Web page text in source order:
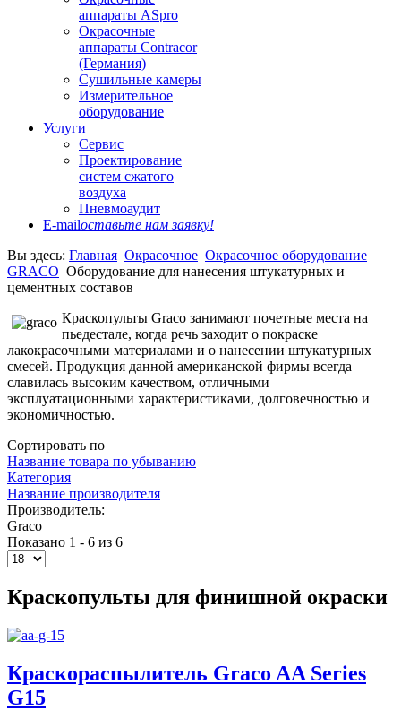
аппараты ASpro
Окрасочные
аппараты Contracor
(Германия)
Сушильные камеры
Измерительное
оборудование
Услуги
Сервис
Проектирование
систем сжатого
воздуха
Пневмоаудит
E-mailоставьте нам заявку!
Вы здесь: Главная Окрасочное Окрасочное оборудование
GRACO Оборудование для нанесения штукатурных и
цементных составов
Краскопульты Graco занимают почетные места на
пьедестале, когда речь заходит о покраске
лакокрасочными материалами и о нанесении штукатурных
смесей. Продукция данной американской фирмы всегда
славилась высоким качеством, отличными
эксплуатационными характеристиками, долговечностью и
экономичностью.
Сортировать по
Название товара по убыванию
Категория
Название производителя
Производитель:
Graco
Показано 1 - 6 из 6
Краскопульты для финишной окраски
Краскораспылитель Graco AA Series
G15